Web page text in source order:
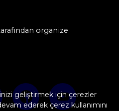
organize
geliştirmek için çerezler
ederek çerez kullanımını